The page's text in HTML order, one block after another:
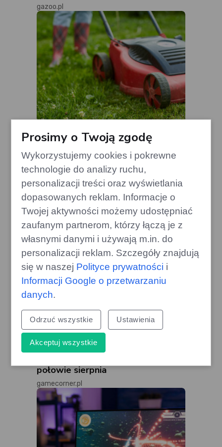
gazoo.pl
Trawnik odporny na suszę: Podnieś
koszenie o kilka centymetrów
edithome.pl
połowie sierpnia
gamecorner.pl
Prosimy o Twoją zgodę
Wykorzystujemy cookies i pokrewne
technologie do analizy ruchu,
personalizacji treści oraz wyświetlania
dopasowanych reklam. Informacje o
Twojej aktywności możemy udostępniać
zaufanym partnerom, którzy łączą je z
własnymi danymi i używają m.in. do
personalizacji reklam. Szczegóły znajdują
się w naszej Polityce prywatności i
Informacji Google o przetwarzaniu
danych.
Odrzuć wszystkie Ustawienia
Akceptuj wszystkie